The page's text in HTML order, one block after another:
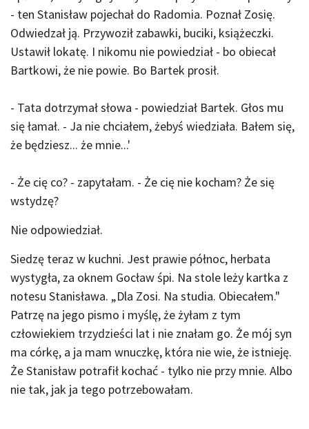
- ten Stanisław pojechał do Radomia. Poznał Zosię.
Odwiedzał ją. Przywoził zabawki, buciki, książeczki.
Ustawił lokatę. I nikomu nie powiedział - bo obiecał
Bartkowi, że nie powie. Bo Bartek prosił.
- Tata dotrzymał słowa - powiedział Bartek. Głos mu
się łamał. - Ja nie chciałem, żebyś wiedziała. Bałem się,
że będziesz... że mnie...'
- Że cię co? - zapytałam. - Że cię nie kocham? Że się
wstydzę?
Nie odpowiedział.
Siedzę teraz w kuchni. Jest prawie północ, herbata
wystygła, za oknem Gocław śpi. Na stole leży kartka z
notesu Stanisława. „Dla Zosi. Na studia. Obiecałem."
Patrzę na jego pismo i myślę, że żyłam z tym
człowiekiem trzydzieści lat i nie znałam go. Że mój syn
ma córkę, a ja mam wnuczkę, która nie wie, że istnieję.
Że Stanisław potrafił kochać - tylko nie przy mnie. Albo
nie tak, jak ja tego potrzebowałam.